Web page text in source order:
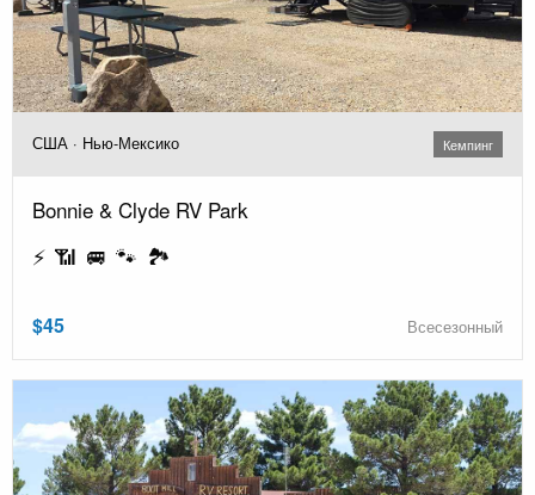
США · Нью-Мексико Кемпинг
Bonnie & Clyde RV Park
⚡ 📶 🚐 🐾 🏞️
$45 Всесезонный